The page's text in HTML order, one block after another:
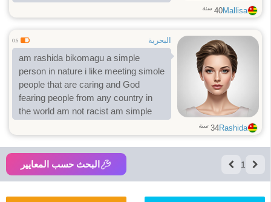
to be happy in life with my partner
Mallisa
40 سنة
البحرية 0.5
am rashida bikomagu a simple
person in nature i like meeting simole
people that are caring and God
fearing people from any country in
the world am not racist am simple
Rashida
34 سنة
1 البحث حسب المعايير